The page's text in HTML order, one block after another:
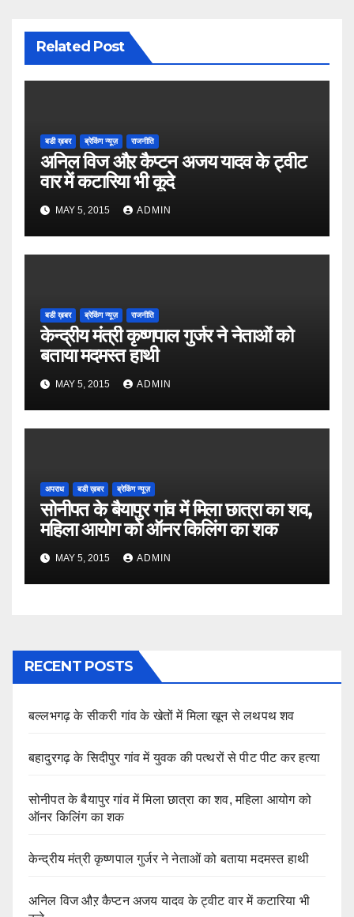
Related Post
बडी ख़बर ब्रेकिंग न्यूज़ राजनीति
अनिल विज औऱ कैप्टन अजय यादव के ट्वीट
वार में कटारिया भी कूदे
MAY 5, 2015 ADMIN
बडी ख़बर ब्रेकिंग न्यूज़ राजनीति
केन्द्रीय मंत्री कृष्णपाल गुर्जर ने नेताओं को
बताया मदमस्त हाथी
MAY 5, 2015 ADMIN
अपराध बडी ख़बर ब्रेकिंग न्यूज़
सोनीपत के बैयापुर गांव में मिला छात्रा का शव,
महिला आयोग को ऑनर किलिंग का शक
MAY 5, 2015 ADMIN
RECENT POSTS
बल्लभगढ़ के सीकरी गांव के खेतों में मिला खून से लथपथ शव
बहादुरगढ़ के सिदीपुर गांव में युवक की पत्थरों से पीट पीट कर हत्या
सोनीपत के बैयापुर गांव में मिला छात्रा का शव, महिला आयोग को
ऑनर किलिंग का शक
केन्द्रीय मंत्री कृष्णपाल गुर्जर ने नेताओं को बताया मदमस्त हाथी
अनिल विज औऱ कैप्टन अजय यादव के ट्वीट वार में कटारिया भी